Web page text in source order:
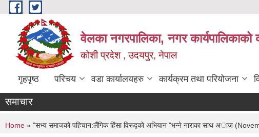
Skip to main content
वेलका नगरपालिका, नगर कार्यपालिकाको
कोशी प्रदेश , उदयपुर, नेपाल
गृहपृष्ठ परिचय वडा कार्यालयहरु कार्यक्रम तथा परियोजना
समाचार
You are here
Home » "सभ्य समाजकाे पहिचान:लैंगिक हिंसा विरूद्वकाे अभियान "भन्ने नाराका साथ अाज